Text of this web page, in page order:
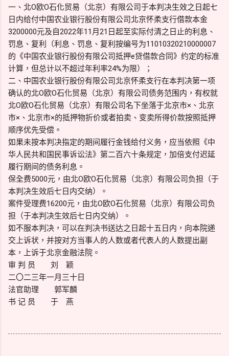
一、北O欧O石化贸易（北京）有限公司于本判决生效之日起七
日内给付中国农业银行股份有限公司北京怀柔支行借款本金
3200000元及自2022年11月21日起至实际付清之日止的利息、
罚息、复利（利息、罚息、复利按编号为11010320210000007
的《中国农业银行股份有限公司抵押e贷借款合同》约定的标准
计算，但总计以不超过年利率24%为限）；
二、中国农业银行股份有限公司北京怀柔支行在本判决第一项
确认的北O欧O石化贸易（北京）有限公司债务范围内，有权就
北O欧O石化贸易（北京）有限公司名下坐落于北京市×、北京
市×、北京市×的抵押物折价或者拍卖、变卖所得价款按照抵押
顺序优先受偿。
如果未按本判决指定的期间履行金钱给付义务，应当依照《中
华人民共和国民事诉讼法》第二百六十条规定，加倍支付迟延
履行期间的债务利息。
保全费5000元，由北O欧O石化贸易（北京）有限公司负担（于
本判决生效后七日内交纳）。
案件受理费16200元，由北O欧O石化贸易（北京）有限公司负
担（于本判决生效后七日内交纳）。
如不服本判决，可以在判决书送达之日起十五日内，向本院递
交上诉状，并按对方当事人的人数或者代表人的人数提出副
本，上诉于北京金融法院。
审 判 员 刘 颖
二〇二三年一月三十日
法官助理 郭军麟
书 记 员 于 燕